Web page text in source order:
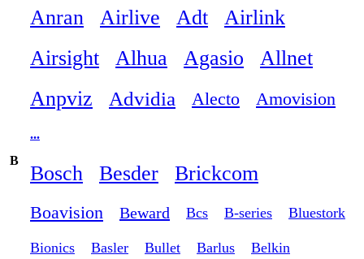
Anran
Airlive Adt
Airlink
Airsight
Alhua Agasio
Allnet
Anpviz
Advidia Alecto Amovision
...
B
Bosch Besder Brickcom
Boavision Beward Bcs B-series Bluestork
Bionics Basler Bullet Barlus Belkin